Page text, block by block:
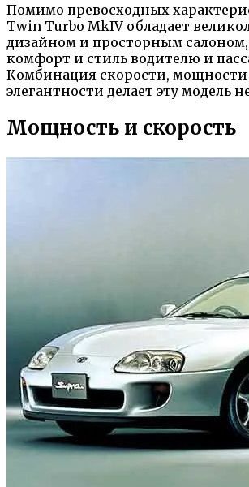
Помимо превосходных
Twin Turbo MkIV обладает
дизайном и просторным салоном,
комфорт и стиль водителю и
Комбинация скорости,
элегантности делает эту модель
Мощность и скорость